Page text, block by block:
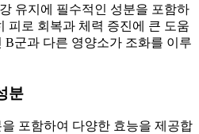
유지에 필수적인 성분을 포함하
피로 회복과 체력 증진에 큰 도움
B군과 다른 영양소가 조화를 이루
분
포함하여 다양한 효능을 제공합